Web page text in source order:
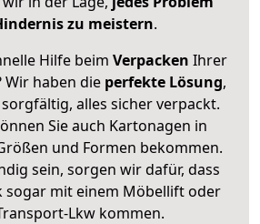
zu meistern.
Hilfe beim Verpacken Ihrer
Wir haben die perfekte Lösung,
alles sicher verpackt.
Sie auch Kartonagen in
und Formen bekommen.
sein, sorgen wir dafür, dass
sogar mit einem Möbellift oder
Lkw kommen.